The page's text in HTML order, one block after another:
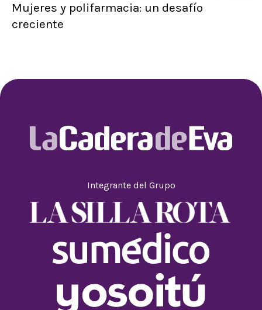
Mujeres y polifarmacia: un desafío
creciente
Integrante del Grupo